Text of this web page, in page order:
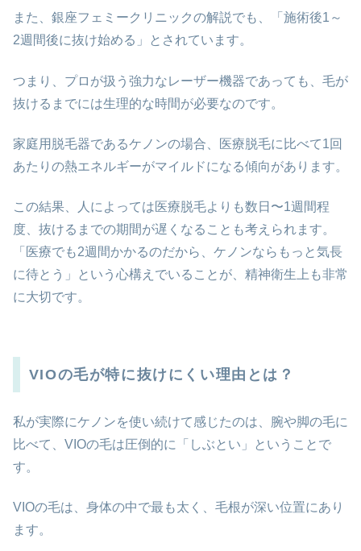
また、銀座フェミークリニックの解説でも、「施術後1～
2週間後に抜け始める」とされています。
つまり、プロが扱う強力なレーザー機器であっても、毛が
抜けるまでには生理的な時間が必要なのです。
家庭用脱毛器であるケノンの場合、医療脱毛に比べて1回
あたりの熱エネルギーがマイルドになる傾向があります。
この結果、人によっては医療脱毛よりも数日〜1週間程
度、抜けるまでの期間が遅くなることも考えられます。
「医療でも2週間かかるのだから、ケノンならもっと気長
に待とう」という心構えでいることが、精神衛生上も非常
に大切です。
VIOの毛が特に抜けにくい理由とは？
私が実際にケノンを使い続けて感じたのは、腕や脚の毛に
比べて、VIOの毛は圧倒的に「しぶとい」ということで
す。
VIOの毛は、身体の中で最も太く、毛根が深い位置にあり
ます。